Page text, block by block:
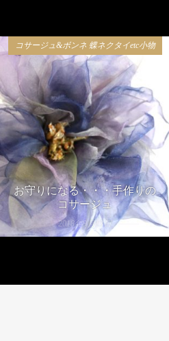
コサージュ&ボンネ 蝶ネクタイetc小物
お守りになる・・・手作りの
コサージュ
2018年9月13日